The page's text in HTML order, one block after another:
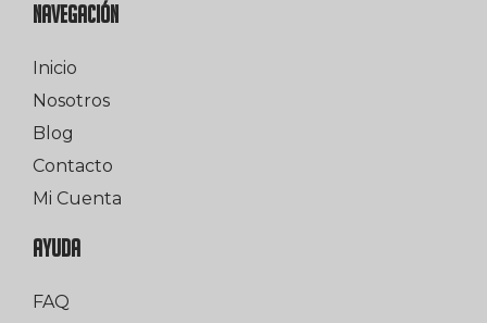
NAVEGACIÓN
Inicio
Nosotros
Blog
Contacto
Mi Cuenta
AYUDA
FAQ